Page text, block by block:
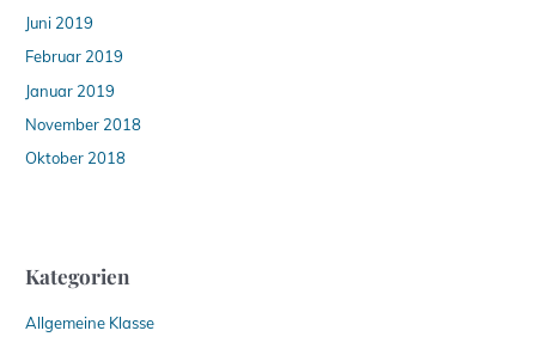
Juni 2019
Februar 2019
Januar 2019
November 2018
Oktober 2018
Kategorien
Allgemeine Klasse